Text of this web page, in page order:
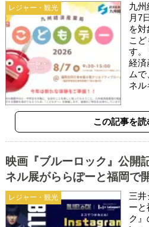
レジャー・観光
九州
月7
を
こ
す。
経済
ム
ネ
この記事を読
レジャー・観光
映画『ブルーロック』公開
ネル展がららぽーと福岡で
三
ーと
ク』